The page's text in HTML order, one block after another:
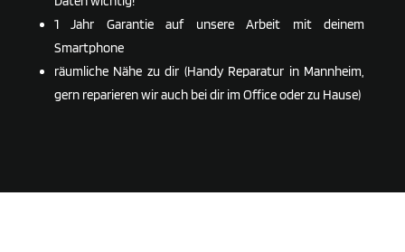
1 Jahr Garantie auf unsere Arbeit mit deinem
Smartphone
räumliche Nähe zu dir (Handy Reparatur in Mannheim,
gern reparieren wir auch bei dir im Office oder zu Hause)